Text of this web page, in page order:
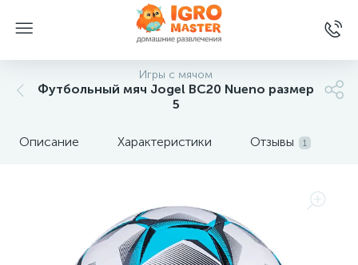
Игры с мячом
Футбольный мяч Jogel BC20 Nueno размер
5
Описание Характеристики Отзывы 1